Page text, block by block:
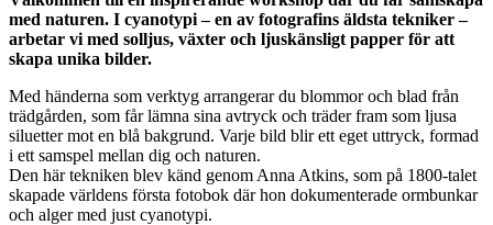
med naturen. I cyanotypi – en av fotografins äldsta tekniker –
arbetar vi med solljus, växter och ljuskänsligt papper för att
skapa unika bilder.
Med händerna som verktyg arrangerar du blommor och blad från
trädgården, som får lämna sina avtryck och träder fram som ljusa
siluetter mot en blå bakgrund. Varje bild blir ett eget uttryck, formad
i ett samspel mellan dig och naturen.
Den här tekniken blev känd genom Anna Atkins, som på 1800-talet
skapade världens första fotobok där hon dokumenterade ormbunkar
och alger med just cyanotypi.